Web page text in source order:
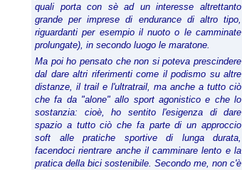
quali porta con sè ad un interesse altrettanto
grande per imprese di endurance di altro tipo,
riguardanti per esempio il nuoto o le camminate
prolungate), in secondo luogo le maratone.
Ma poi ho pensato che non si poteva prescindere
dal dare altri riferimenti come il podismo su altre
distanze, il trail e l'ultratrail, ma anche a tutto ciò
che fa da "alone" allo sport agonistico e che lo
sostanzia: cioè, ho sentito l'esigenza di dare
spazio a tutto ciò che fa parte di un approccio
soft alle pratiche sportive di lunga durata,
facendoci rientrare anche il camminare lento e la
pratica della bici sostenibile. Secondo me, non c'è